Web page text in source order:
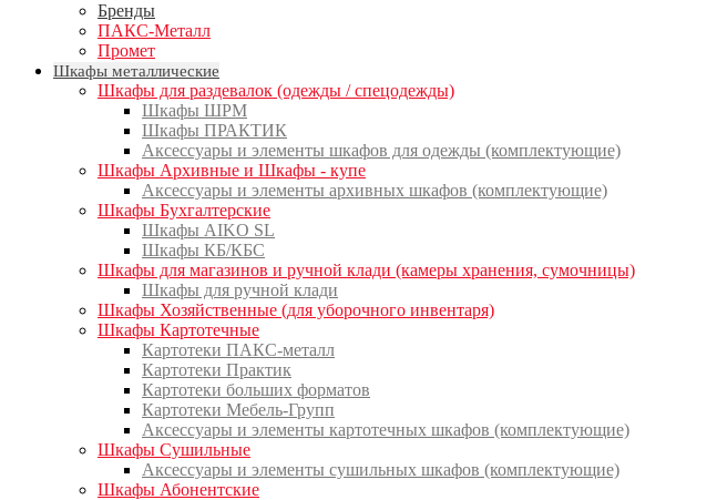
Бренды
ПАКС-Металл
Промет
Шкафы металлические
Шкафы для раздевалок (одежды / спецодежды)
Шкафы ШРМ
Шкафы ПРАКТИК
Аксессуары и элементы шкафов для одежды (комплектующие)
Шкафы Архивные и Шкафы - купе
Аксессуары и элементы архивных шкафов (комплектующие)
Шкафы Бухгалтерские
Шкафы AIKO SL
Шкафы КБ/КБС
Шкафы для магазинов и ручной клади (камеры хранения, сумочницы)
Шкафы для ручной клади
Шкафы Хозяйственные (для уборочного инвентаря)
Шкафы Картотечные
Картотеки ПАКС-металл
Картотеки Практик
Картотеки больших форматов
Картотеки Мебель-Групп
Аксессуары и элементы картотечных шкафов (комплектующие)
Шкафы Сушильные
Аксессуары и элементы сушильных шкафов (комплектующие)
Шкафы Абонентские